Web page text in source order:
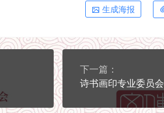
生成海报
下一篇：
诗书画印专业委员会